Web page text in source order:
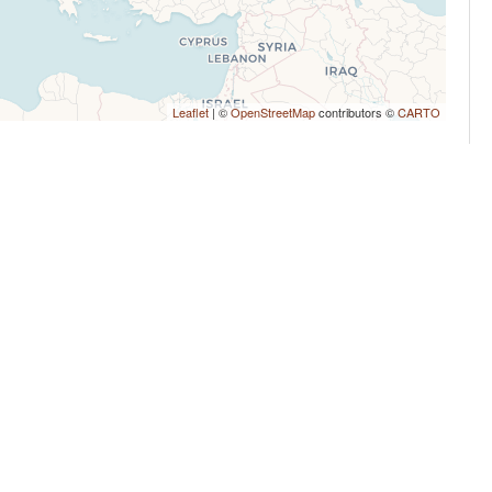
Leaflet| ©OpenStreetMapcontributors ©CARTO